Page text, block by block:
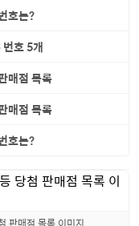
호는?
호 5개
매점 목록
매점 목록
호는?
판매점 목록 이미지